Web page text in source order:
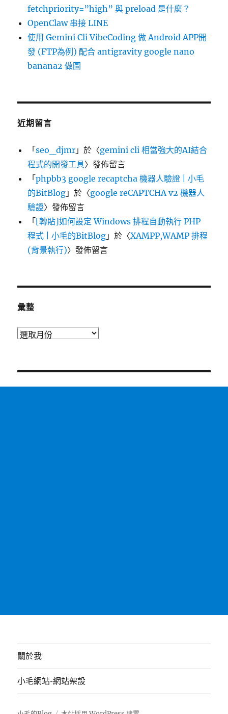
fetchpriority=”high” 與 preload 是什麼？
OpenClaw 串接 LINE
使用 Gemini Cli VibeCoding 做 Android APP開
發 (FTP為例) 配合 antigravity google nano
banana2 做圖
近期留言
「seo_djmr 」於〈gemini cli 相當強大的AI結合
程式的開發工具〉發佈留言
「phpbb3 google recaptcha 機器人驗證 | 小毛
的BitBlog 」於〈google reCAPTCHA v2 機器人
驗證〉發佈留言
「[轉貼]如何設定 Windows 排程自動執行 PHP
程式 | 小毛的BitBlog 」於〈XAMPP,WAMP 排程
(背景執行)〉發佈留言
彙整
彙
關於我
小毛網站-網站架設